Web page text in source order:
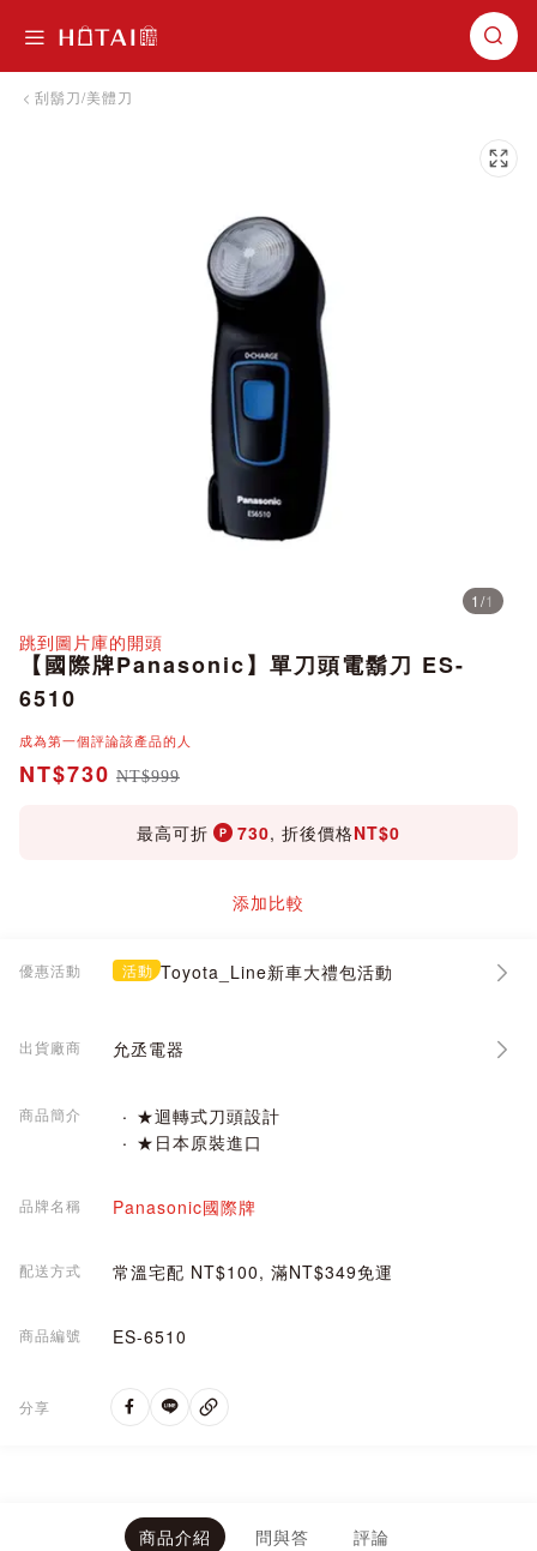
刮鬍刀/美體刀
1 /1
跳到圖片庫的開頭
【國際牌Panasonic】單刀頭電鬍刀 ES-
6510
成為第一個評論該產品的人
NT$730 NT$999
最高可折 730, 折後價格NT$0
添加比較
優惠活動 活動 Toyota_Line新車大禮包活動
出貨廠商 允丞電器
商品簡介
★迴轉式刀頭設計
★日本原裝進口
品牌名稱 Panasonic國際牌
配送方式 常溫宅配 NT$100, 滿NT$349免運
商品編號 ES-6510
分享
商品介紹 問與答 評論